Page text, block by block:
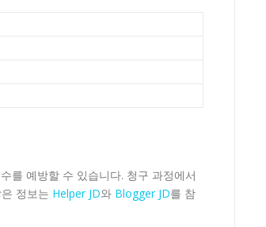
를 예방할 수 있습니다. 청구 과정에서
정보는 Helper JD와 Blogger JD를 참